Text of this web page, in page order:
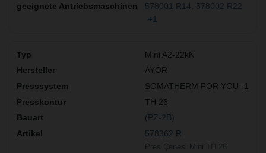
578001 R14
578002 R22
+1
Mini A2-22kN
AYOR
SOMATHERM FOR YOU -1
TH 26
(PZ-2B)
578362 R